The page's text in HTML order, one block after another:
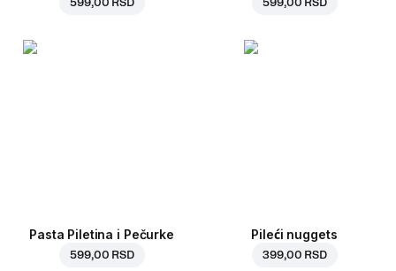
Pasta Piletina i Pečurke
599,00 RSD
Pileći nuggets
399,00 RSD